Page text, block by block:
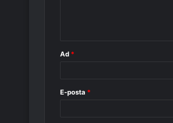
Ad *
E-posta *